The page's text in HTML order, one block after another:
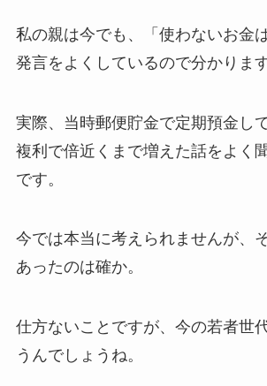
私の親は今でも、「使わないお金
発言をよくしているので分かります
実際、当時郵便貯金で定期預金し
複利で倍近くまで増えた話をよく
です。
今では本当に考えられませんが、
あったのは確か。
仕方ないことですが、今の若者世
うんでしょうね。